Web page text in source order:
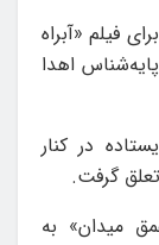
فیلم «آبراه
اهدا
در کنار
گرفت.
میدان» به